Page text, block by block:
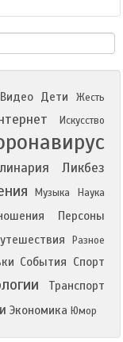
Видео Дети
Жесть
Искусство
Ликбез
Музыка Наука
Персоны
Разное
События Спорт
Транспорт
Экономика Юмор